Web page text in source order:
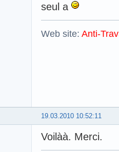
seul a
Web site: Anti-
19.03.2010 10:52:11
Voilàà. Merci.